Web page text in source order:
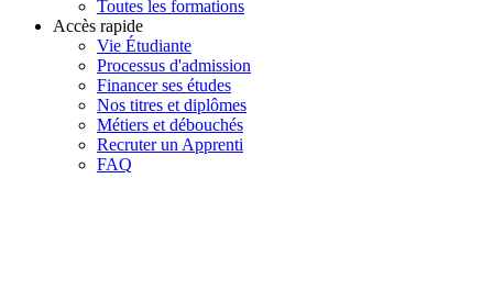
Toutes les formations
Accès rapide
Vie Étudiante
Processus d'admission
Financer ses études
Nos titres et diplômes
Métiers et débouchés
Recruter un Apprenti
FAQ